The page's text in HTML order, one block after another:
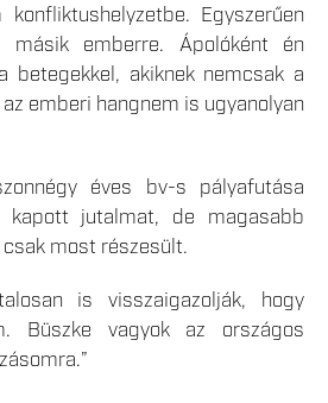
Egyszerűen
emberre. Ápolóként én
betegekkel, akiknek nemcsak a
emberi hangnem is ugyanolyan
éves bv-s pályafutása
kapott jutalmat, de magasabb
most részesült.
is visszaigazolják, hogy
Büszke vagyok az országos